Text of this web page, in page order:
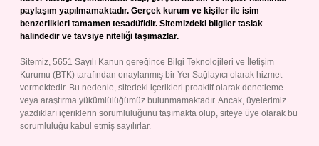
paylaşım yapılmamaktadır. Gerçek kurum ve kişiler ile isim
benzerlikleri tamamen tesadüfidir. Sitemizdeki bilgiler taslak
halindedir ve tavsiye niteliği taşımazlar.
Sitemiz, 5651 Sayılı Kanun gereğince Bilgi Teknolojileri ve İletişim
Kurumu (BTK) tarafından onaylanmış bir Yer Sağlayıcı olarak hizmet
vermektedir. Bu nedenle, sitedeki içerikleri proaktif olarak denetleme
veya araştırma yükümlülüğümüz bulunmamaktadır. Ancak, üyelerimiz
yazdıkları içeriklerin sorumluluğunu taşımakta olup, siteye üye olarak bu
sorumluluğu kabul etmiş sayılırlar.